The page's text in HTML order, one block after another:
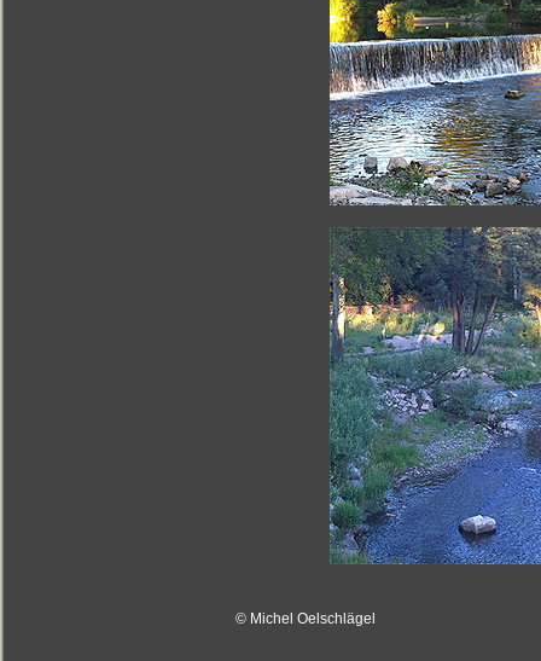
© Michel Oelschlägel